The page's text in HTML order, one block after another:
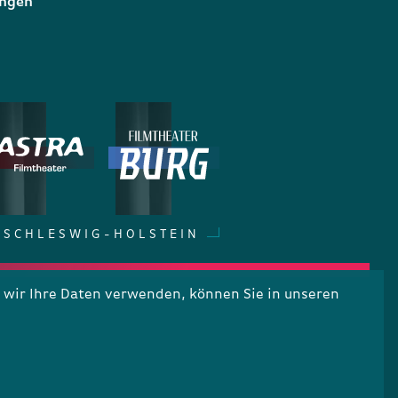
Ihre Daten verwenden, können Sie in unseren
SCHLESWIG-HOLSTEIN